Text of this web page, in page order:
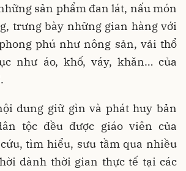
sản phẩm đan lát, nấu món
trưng bày những gian hàng với
phú như nông sản, vải thổ
như áo, khố, váy, khăn… của
dung giữ gìn và phát huy bản
tộc đều được giáo viên của
tìm hiểu, sưu tầm qua nhiều
dành thời gian thực tế tại các